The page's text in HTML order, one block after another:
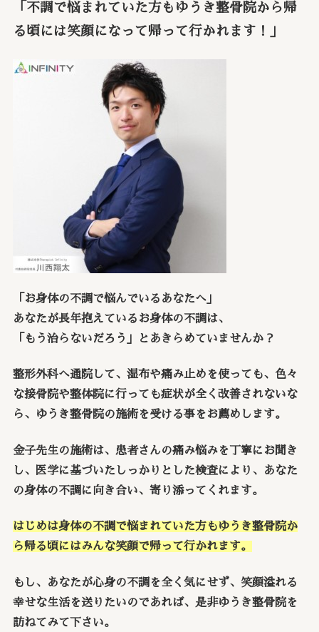
「不調で悩まれていた方もゆうき整骨院から帰
る頃には笑顔になって帰って行かれます！」
「お身体の不調で悩んでいるあなたへ」
あなたが長年抱えているお身体の不調は、
「もう治らないだろう」とあきらめていませんか？
整形外科へ通院して、湿布や痛み止めを使っても、色々
な接骨院や整体院に行っても症状が全く改善されないな
ら、ゆうき整骨院の施術を受ける事をお薦めします。
金子先生の施術は、患者さんの痛み悩みを丁寧にお聞き
し、医学に基づいたしっかりとした検査により、あなた
の身体の不調に向き合い、寄り添ってくれます。
はじめは身体の不調で悩まれていた方もゆうき整骨院か
ら帰る頃にはみんな笑顔で帰って行かれます。
もし、あなたが心身の不調を全く気にせず、笑顔溢れる
幸せな生活を送りたいのであれば、是非ゆうき整骨院を
訪ねてみて下さい。